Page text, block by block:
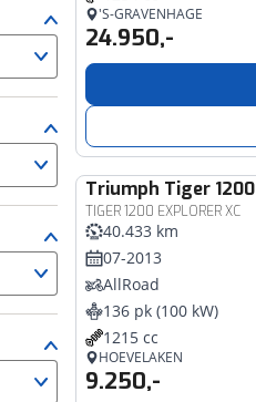
'S-GRAVENHAGE
24.950,-
Triumph Tiger 1200
TIGER 1200 EXPLORER XC
40.433 km
07-2013
AllRoad
136 pk (100 kW)
1215 cc
HOEVELAKEN
9.250,-